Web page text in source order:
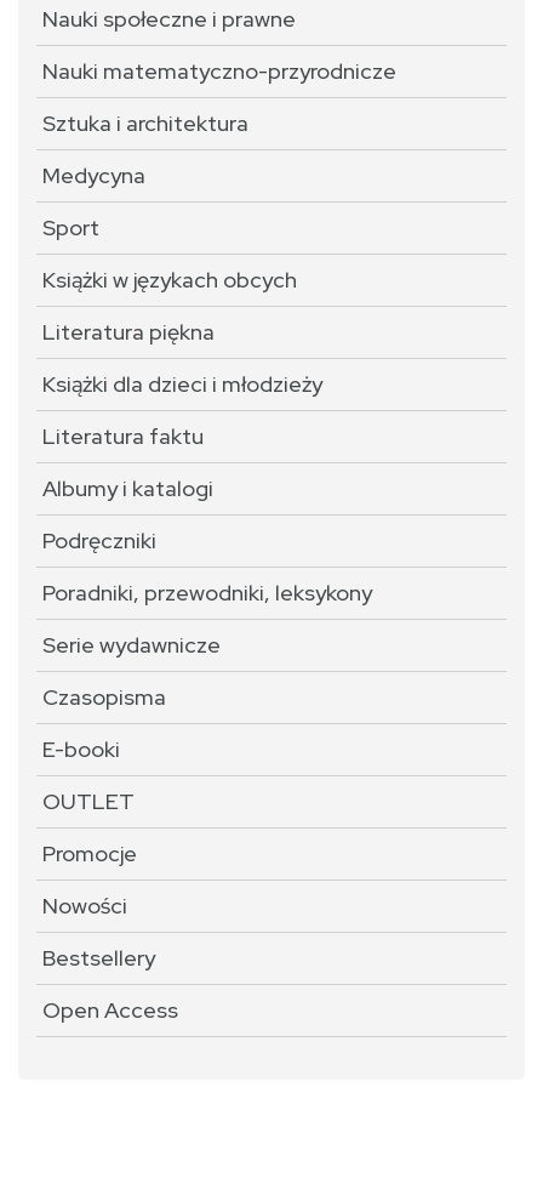
Nauki społeczne i prawne
Nauki matematyczno-przyrodnicze
Sztuka i architektura
Medycyna
Sport
Książki w językach obcych
Literatura piękna
Książki dla dzieci i młodzieży
Literatura faktu
Albumy i katalogi
Podręczniki
Poradniki, przewodniki, leksykony
Serie wydawnicze
Czasopisma
E-booki
OUTLET
Promocje
Nowości
Bestsellery
Open Access